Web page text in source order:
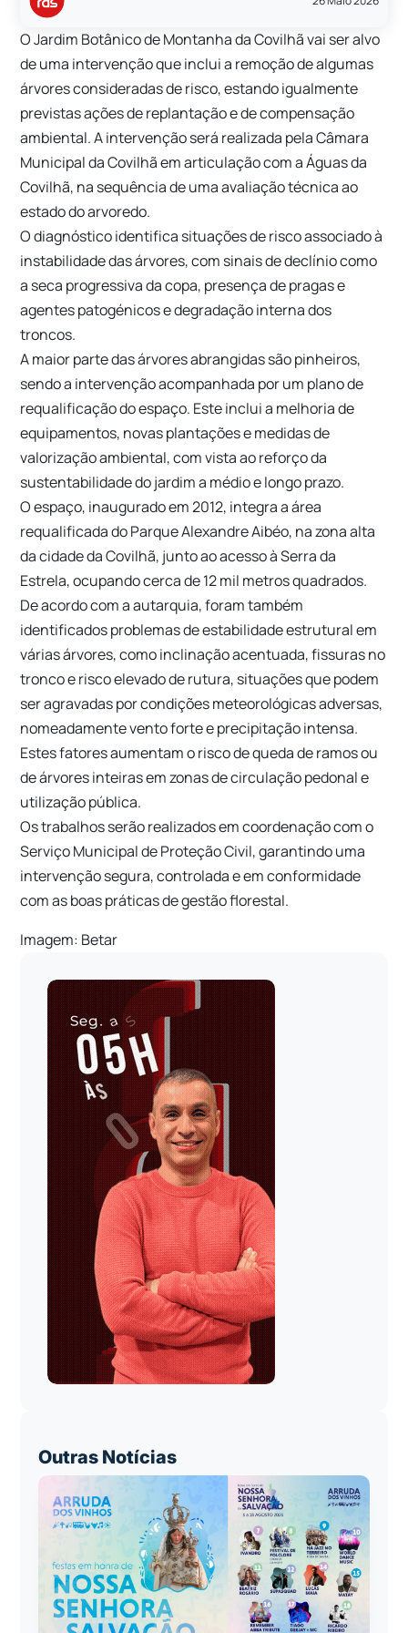
OJardim Botânico de Montanha da Covilhãvai ser alvo
de uma intervenção que inclui a remoção de algumas
árvores consideradas de risco, estando igualmente
previstas ações de replantação e de compensação
ambiental. A intervenção será realizada pelaCâmara
Municipal da Covilhãem articulação com aÁguas da
Covilhã, na sequência de uma avaliação técnica ao
estado do arvoredo.
O diagnóstico identifica situações de risco associado à
instabilidade das árvores, com sinais de declínio como
a seca progressiva da copa, presença de pragas e
agentes patogénicos e degradação interna dos
troncos.
A maior parte das árvores abrangidas são pinheiros,
sendo a intervenção acompanhada por um plano de
requalificação do espaço. Este inclui a melhoria de
equipamentos, novas plantações e medidas de
valorização ambiental, com vista ao reforço da
sustentabilidade do jardim a médio e longo prazo.
O espaço, inaugurado em 2012, integra a área
requalificada doParque Alexandre Aibéo, na zona alta
da cidade daCovilhã, junto ao acesso àSerra da
Estrela, ocupando cerca de 12 mil metros quadrados.
De acordo com a autarquia, foram também
identificados problemas de estabilidade estrutural em
várias árvores, como inclinação acentuada, fissuras no
tronco e risco elevado de rutura, situações que podem
ser agravadas por condições meteorológicas adversas,
nomeadamente vento forte e precipitação intensa.
Estes fatores aumentam o risco de queda de ramos ou
de árvores inteiras em zonas de circulação pedonal e
utilização pública.
Os trabalhos serão realizados em coordenação com o
Serviço Municipal de Proteção Civil, garantindo uma
intervenção segura, controlada e em conformidade
com as boas práticas de gestão florestal.
Imagem: Betar
Outras Notícias